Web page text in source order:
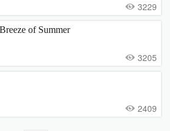
3229
of Summer
3205
2409